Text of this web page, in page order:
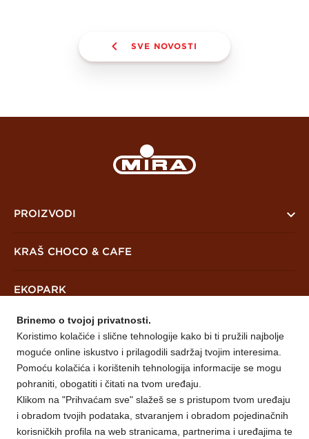
SVE NOVOSTI
PROIZVODI
PreKrašni
Vafli
Mješavine
KRAŠ CHOCO & CAFE
EKOPARK
NOVOSTI
O NAMA
Mira Prijedor
Otvoreni natječaji
KONTAKT
Brinemo o tvojoj privatnosti.
Koristimo kolačiće i slične tehnologije kako bi ti pružili najbolje
moguće online iskustvo i prilagodili sadržaj tvojim interesima.
Pomoću kolačića i korištenih tehnologija informacije se mogu
pohraniti, obogatiti i čitati na tvom uređaju.
Klikom na "Prihvaćam sve" slažeš se s pristupom tvom uređaju
i obradom tvojih podataka, stvaranjem i obradom pojedinačnih
korisničkih profila na web stranicama, partnerima i uređajima te